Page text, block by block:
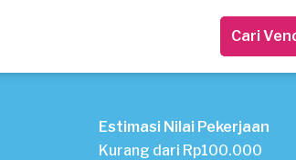
Cari
Estimasi Nilai Pekerjaan
Kurang dari Rp100.000